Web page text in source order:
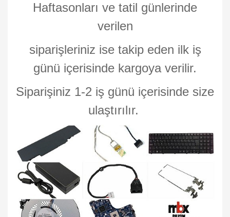
Haftasonları ve tatil günlerinde
verilen
siparişleriniz ise takip eden ilk iş
günü içerisinde kargoya verilir.
Siparişiniz 1-2 iş günü içerisinde size
ulaştırılır.